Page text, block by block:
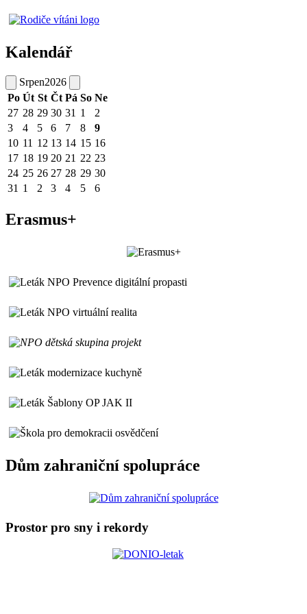
Kalendář
Srpen2026
Po Út St Čt Pá So Ne
27 28 29 30 31 1
2
3
4 5 6 7 8
9
10 11 12 13 14 15 16
17 18 19 20 21 22 23
24 25 26 27 28 29 30
31 1 2 3 4 5 6
Erasmus+
Dům zahraniční spolupráce
Prostor pro sny i rekordy